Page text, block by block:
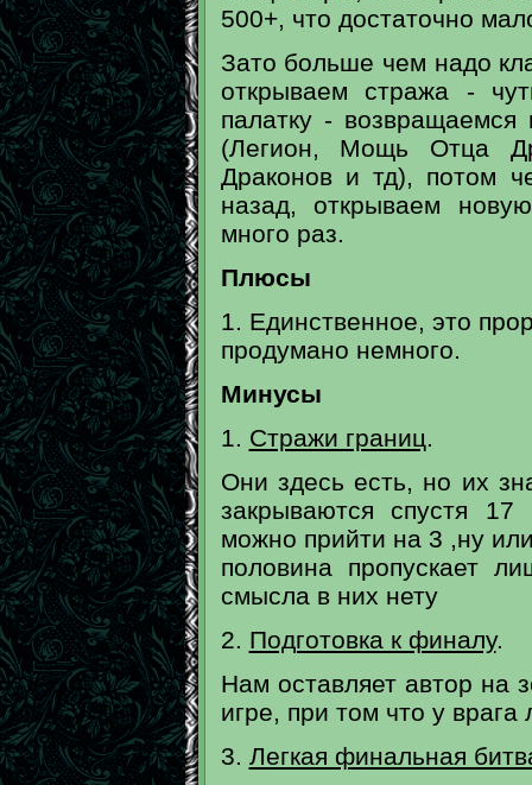
500+, что достаточно
Зато больше чем надо
открываем стража -
палатку - возвращаемся
(Легион, Мощь Отца
Драконов и тд), потом
назад, открываем
много раз.
Плюсы
1. Единственное, это
продумано немного.
Минусы
1. Стражи границ.
Они здесь есть, но их
закрываются спустя
можно прийти на 3 ,ну
половина пропускает
смысла в них нету
2. Подготовка к финалу.
Нам оставляет автор на
игре, при том что у
3. Легкая финальная